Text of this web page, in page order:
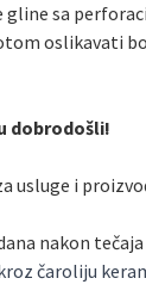
gline sa
oslikavati
dobrodošli!
usluge i
nakon
čaroliju